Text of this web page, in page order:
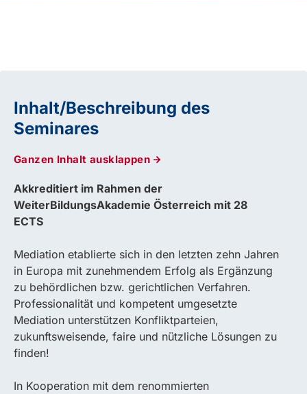
Inhalt/Beschreibung des
Seminares
Ganzen Inhalt ausklappen
Akkreditiert im Rahmen der
WeiterBildungsAkademie Österreich mit 28
ECTS
Mediation etablierte sich in den letzten zehn Jahren
in Europa mit zunehmendem Erfolg als Ergänzung
zu behördlichen bzw. gerichtlichen Verfahren.
Professionalität und kompetent umgesetzte
Mediation unterstützen Konfliktparteien,
zukunftsweisende, faire und nützliche Lösungen zu
finden!
In Kooperation mit dem renommierten